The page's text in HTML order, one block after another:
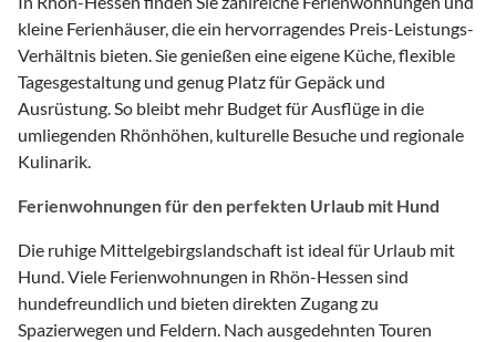
kleine Ferienhäuser, die ein hervorragendes Preis-Leistungs-
Verhältnis bieten. Sie genießen eine eigene Küche, flexible
Tagesgestaltung und genug Platz für Gepäck und
Ausrüstung. So bleibt mehr Budget für Ausflüge in die
umliegenden Rhönhöhen, kulturelle Besuche und regionale
Kulinarik.
Ferienwohnungen für den perfekten Urlaub mit Hund
Die ruhige Mittelgebirgslandschaft ist ideal für Urlaub mit
Hund. Viele Ferienwohnungen in Rhön-Hessen sind
hundefreundlich und bieten direkten Zugang zu
Spazierwegen und Feldern. Nach ausgedehnten Touren